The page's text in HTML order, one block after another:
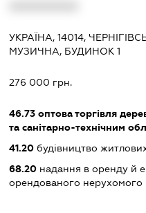
УКРАЇНА, 14014,
МУЗИЧНА, БУДИНОК 1
276 000 грн.
46.73 оптова торгівля
та санітарно-технічним
41.20 будівництво
68.20 надання в оренду й
орендованого нерухомого